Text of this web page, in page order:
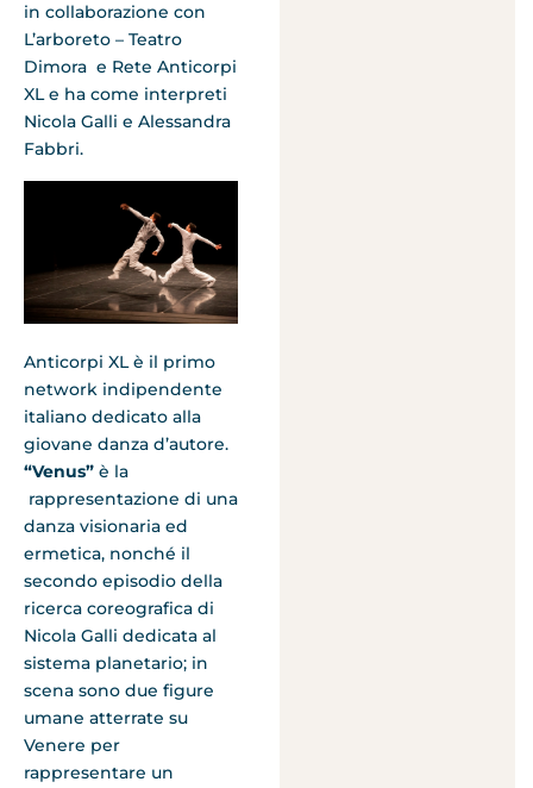
in collaborazione con
L’arboreto – Teatro
Dimora e Rete Anticorpi
XL e ha come interpreti
Nicola Galli e Alessandra
Fabbri.
Anticorpi XL è il primo
network indipendente
italiano dedicato alla
giovane danza d’autore.
“Venus” è la
rappresentazione di una
danza visionaria ed
ermetica, nonché il
secondo episodio della
ricerca coreografica di
Nicola Galli dedicata al
sistema planetario; in
scena sono due figure
umane atterrate su
Venere per
rappresentare un